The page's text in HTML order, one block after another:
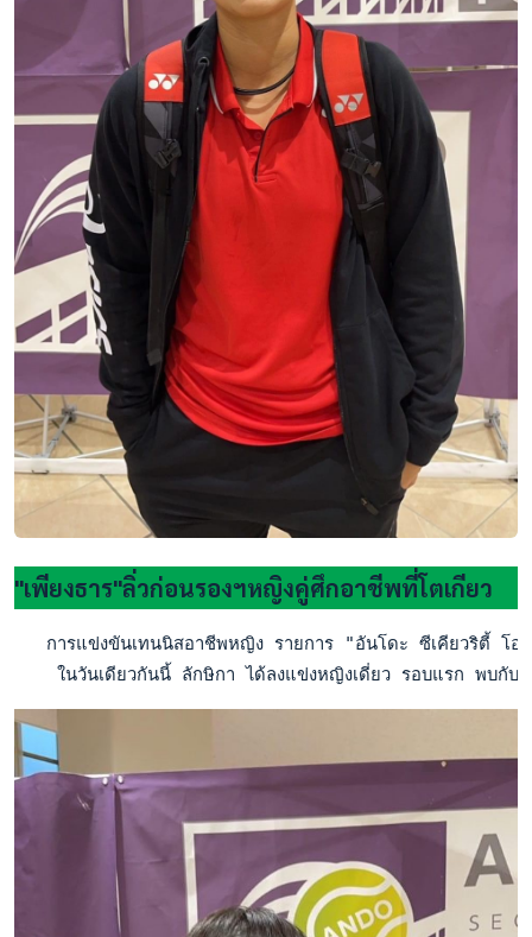
"เพียงธาร"ลิ่วก่อนรองฯหญิงคู่ศึกอาชีพที่โตเกียว
การแข่งขันเทนนิสอาชีพหญิง รายการ "อันโดะ ซีเคียวริตี้ โอ
ในวันเดียวกันนี้ ลักษิกา ได้ลงแข่งหญิงเดี่ยว รอบแรก พบกั